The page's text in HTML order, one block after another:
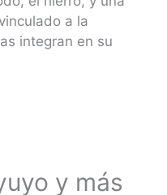
a la
integran en su
y más